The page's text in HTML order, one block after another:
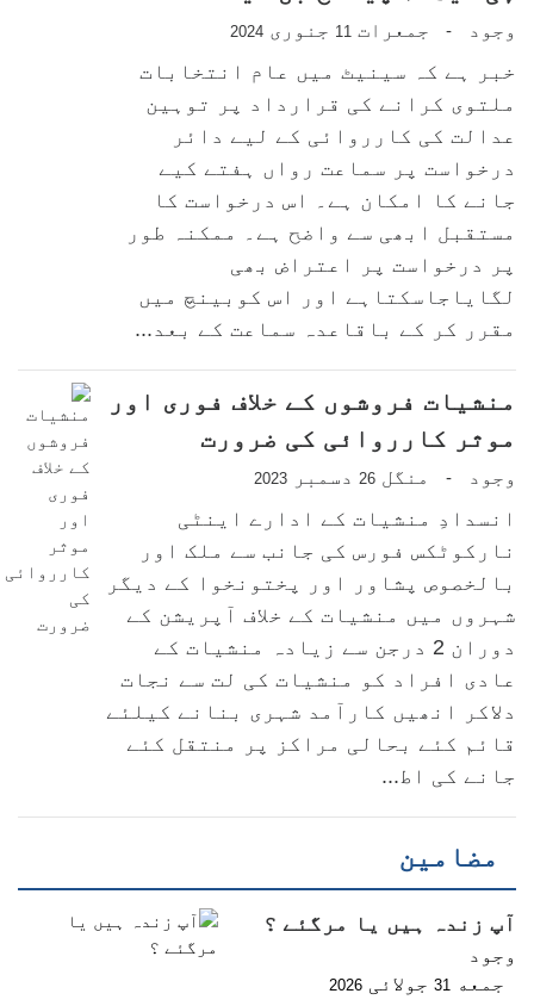
وجود - جمعرات 11 جنوری 2024
خبر ہے کہ سینیٹ میں عام انتخابات
ملتوی کرانے کی قرارداد پر توہین
عدالت کی کارروائی کے لیے دائر
درخواست پر سماعت رواں ہفتے کیے
جانے کا امکان ہے۔ اس درخواست کا
مستقبل ابھی سے واضح ہے۔ ممکنہ طور
پر درخواست پر اعتراض بھی
لگایاجاسکتاہے اور اس کوبینچ میں
مقرر کر کے باقاعدہ سماعت کے بعد...
منشیات فروشوں کے خلاف فوری اور
موثر کارروائی کی ضرورت
وجود - منگل 26 دسمبر 2023
انسدادِ منشیات کے ادارے اینٹی
نارکوٹکس فورس کی جانب سے ملک اور
بالخصوص پشاور اور پختونخوا کے دیگر
شہروں میں منشیات کے خلاف آپریشن کے
دوران 2 درجن سے زیادہ منشیات کے
عادی افراد کو منشیات کی لت سے نجات
دلاکر انھیں کارآمد شہری بنانے کیلئے
قائم کئے بحالی مراکز پر منتقل کئے
جانے کی اط...
مضامین
آپ زندہ ہیں یا مرگئے ؟
وجود
جمعه
31 جولائی 2026